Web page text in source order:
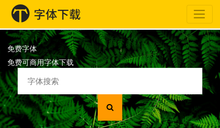
免费字体
免费可商用字体下载